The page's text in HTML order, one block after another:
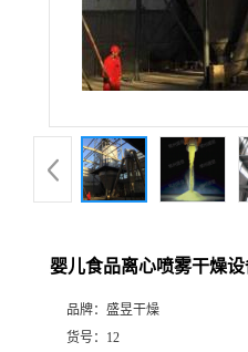
婴儿食品离心喷雾干燥
品牌： 盛昱干燥
货号： 12